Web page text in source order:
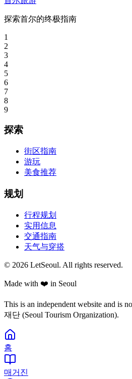
探索首尔的终极指南
1
2
3
4
5
6
7
8
9
探索
街区指南
游玩
美食推荐
规划
行程规划
实用信息
交通指南
天气与穿搭
© 2026 LetSeoul. All rights reserved.
Made with ❤️ in Seoul
This is an independent website and is
재단 (Seoul Tourism Organization).
홈
매거진